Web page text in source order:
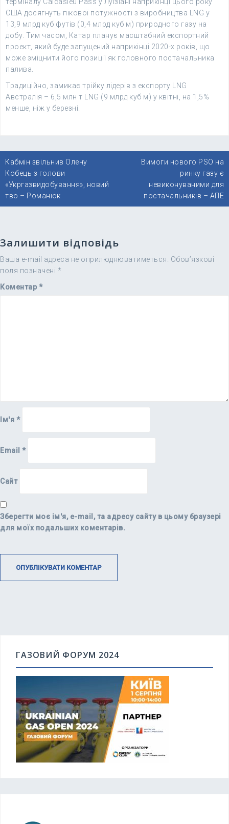
США досягнуть пікової потужності з виробництва LNG у
13,9 млрд куб футів (0,4 млрд куб м) природного газу на
добу. Тим часом, Катар планує масштабний експортний
проект, який буде запущений наприкінці 2020-х років, що
може зміцнити його позиції як головного постачальника
палива.
Традиційно, замикає трійку лідерів з експорту LNG
Австралія – 6,5 млн т LNG (9 млрд куб м) у квітні, на 1,5%
менше, ніж у березні.
Навігація
записів
Кабмін звільнив Олену
Кобець з голови
«Укргазвидобування», новий
тво – Романюк
Вимоги нового PSO на
ринку газу є
невиконуваними для
постачальників – АПЕ
Залишити відповідь
Ваша e-mail адреса не оприлюднюватиметься.
Обов’язкові
поля позначені *
Коментар *
Ім'я *
Email *
Сайт
Зберегти моє ім'я, e-mail, та адресу сайту в цьому браузері
для моїх подальших коментарів.
ГАЗОВИЙ ФОРУМ 2024